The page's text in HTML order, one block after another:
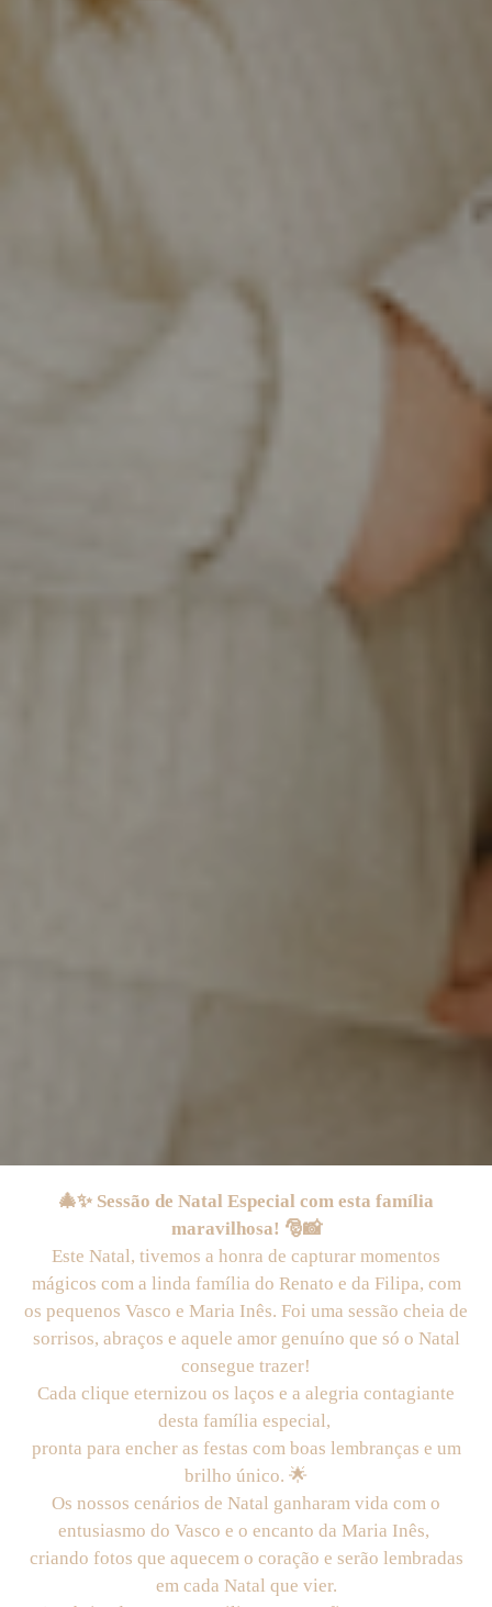
🎄✨ Sessão de Natal Especial com esta família
maravilhosa! 🎅📸
Este Natal, tivemos a honra de capturar momentos
mágicos com a linda família do Renato e da Filipa, com
os pequenos Vasco e Maria Inês. Foi uma sessão cheia de
sorrisos, abraços e aquele amor genuíno que só o Natal
consegue trazer!
Cada clique eternizou os laços e a alegria contagiante
desta família especial,
pronta para encher as festas com boas lembranças e um
brilho único. 🌟
Os nossos cenários de Natal ganharam vida com o
entusiasmo do Vasco e o encanto da Maria Inês,
criando fotos que aquecem o coração e serão lembradas
em cada Natal que vier.